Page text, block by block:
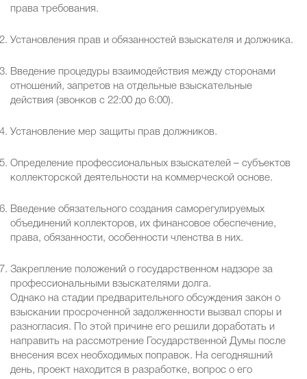
права требования.
Установления прав и обязанностей взыскателя и должника.
Введение процедуры взаимодействия между сторонами
отношений, запретов на отдельные взыскательные
действия (звонков с 22:00 до 6:00).
Установление мер защиты прав должников.
Определение профессиональных взыскателей – субъектов
коллекторской деятельности на коммерческой основе.
Введение обязательного создания саморегулируемых
объединений коллекторов, их финансовое обеспечение,
права, обязанности, особенности членства в них.
Закрепление положений о государственном надзоре за
профессиональными взыскателями долга.
Однако на стадии предварительного обсуждения закон о
взыскании просроченной задолженности вызвал споры и
разногласия. По этой причине его решили доработать и
направить на рассмотрение Государственной Думы после
внесения всех необходимых поправок. На сегодняшний
день, проект находится в разработке, вопрос о его